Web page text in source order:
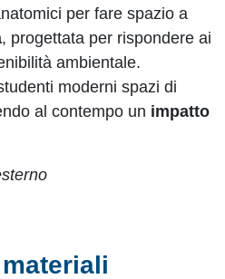
per fare spazio a
, progettata per rispondere ai
ambientale.
moderni spazi di
al contempo un impatto